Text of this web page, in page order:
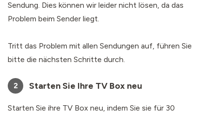
Sendung. Dies können wir leider nicht lösen, da das
Problem beim Sender liegt.
Tritt das Problem mit allen Sendungen auf, führen Sie
bitte die nächsten Schritte durch.
2 Starten Sie Ihre TV Box neu
Starten Sie ihre TV Box neu, indem Sie sie für 30